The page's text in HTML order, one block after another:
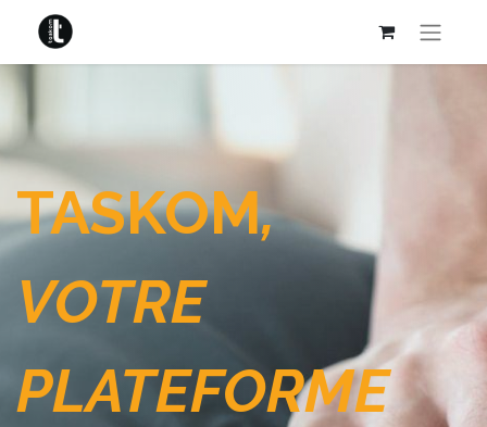
TASKOM,
VOTRE
PLATEFORME